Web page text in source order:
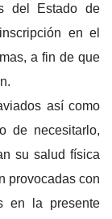
del Estado de
en el
a fin de que
así como
de necesitarlo,
su salud física
provocadas con
en la presente